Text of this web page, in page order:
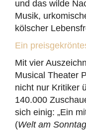
und das wilde
Musik,
kölscher
Ein
Mit vier
Musical Theater
nicht nur Kritiker
140.000
sich einig: „Ein
(Welt am Sonntag